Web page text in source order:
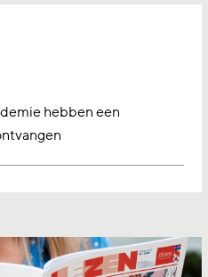
hebben een